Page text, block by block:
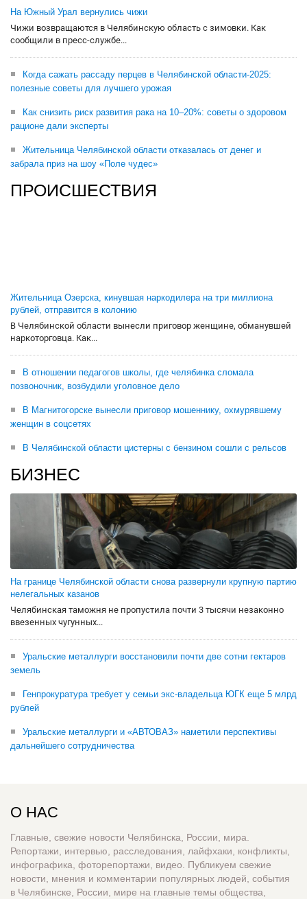
На Южный Урал вернулись чижи
Чижи возвращаются в Челябинскую область с зимовки. Как
сообщили в пресс-службе...
Когда сажать рассаду перцев в Челябинской области-2025:
полезные советы для лучшего урожая
Как снизить риск развития рака на 10–20%: советы о здоровом
рационе дали эксперты
Жительница Челябинской области отказалась от денег и
забрала приз на шоу «Поле чудес»
ПРОИСШЕСТВИЯ
Жительница Озерска, кинувшая наркодилера на три миллиона
рублей, отправится в колонию
В Челябинской области вынесли приговор женщине, обманувшей
наркоторговца. Как...
В отношении педагогов школы, где челябинка сломала
позвоночник, возбудили уголовное дело
В Магнитогорске вынесли приговор мошеннику, охмурявшему
женщин в соцсетях
В Челябинской области цистерны с бензином сошли с рельсов
БИЗНЕС
На границе Челябинской области снова развернули крупную партию
нелегальных казанов
Челябинская таможня не пропустила почти 3 тысячи незаконно
ввезенных чугунных...
Уральские металлурги восстановили почти две сотни гектаров
земель
Генпрокуратура требует у семьи экс-владельца ЮГК еще 5 млрд
рублей
Уральские металлурги и «АВТОВАЗ» наметили перспективы
дальнейшего сотрудничества
О НАС
Главные, свежие новости Челябинска, России, мира.
Репортажи, интервью, расследования, лайфхаки, конфликты,
инфографика, фоторепортажи, видео. Публикуем свежие
новости, мнения и комментарии популярных людей, события
в Челябинске, России, мире на главные темы общества,